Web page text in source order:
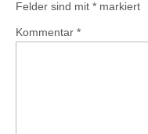
Felder sind mit * markiert
Kommentar *